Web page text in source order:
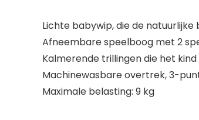
Lichte babywip, die de
Afneembare speelboog met 2
Kalmerende trillingen die het
Machinewasbare overtrek, 3-
Maximale belasting: 9 kg